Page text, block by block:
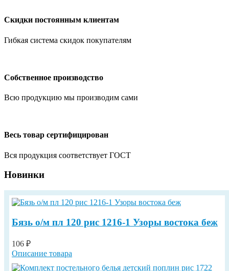
Скидки постоянным клиентам
Гибкая система скидок покупателям
Собственное производство
Всю продукцию мы производим сами
Весь товар сертифицирован
Вся продукция соответствует ГОСТ
Новинки
Бязь о/м пл 120 рис 1216-1 Узоры востока беж
106 ₽
Описание товара